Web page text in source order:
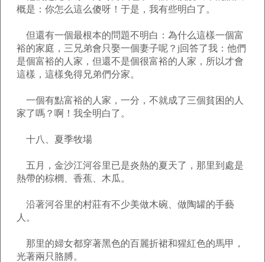
概是：你怎么這么傻呀！于是，我有些明白了。
但還有一個最根本的問題不明白：為什么這樣一個富
裕的家庭，三兄弟會只娶一個妻子呢？j回答了我：他們
是個富裕的人家，但還不是個很富裕的人家，所以才會
這樣，這樣免得兄弟們分家。
一個有點富裕的人家，一分，不就成了三個貧困的人
家了嗎？啊！我全明白了。
十八、夏季牧場
五月，金沙江河谷里已是炎熱的夏天了，那里到處是
熱帶的棕櫚、香蕉、木瓜。
沿著河谷里的村莊有不少美做木碗、做陶罐的手藝
人。
那里的婦女都穿著黑色的百麗折裙和猩紅色的馬甲，
光著兩只胳膊。